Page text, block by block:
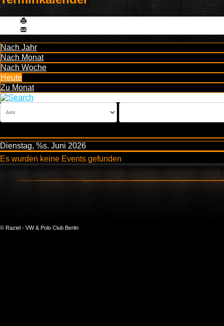
Nach Jahr
Nach Monat
Nach Woche
Heute
Zu Monat
Dienstag, %s. Juni 2026
Es wurden keine Events gefunden
© Raziel - VW & Polo Club Berlin